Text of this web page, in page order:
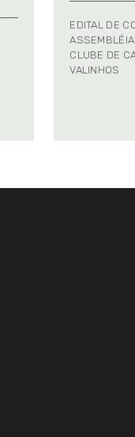
EDITAL DE
CLUBE DE
VALINHOS